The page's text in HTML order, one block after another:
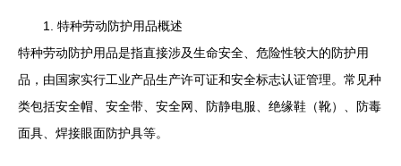
1. 特种劳动防护用品概述
特种劳动防护用品是指直接涉及生命安全、危险性较大的防护用
品，由国家实行工业产品生产许可证和安全标志认证管理。常见种
类包括安全帽、安全带、安全网、防静电服、绝缘鞋（靴）、防毒
面具、焊接眼面防护具等。